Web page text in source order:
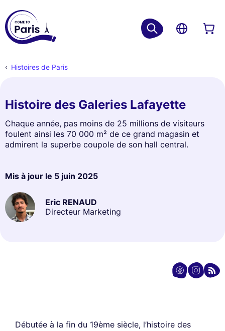
Histoires de Paris
Histoire des Galeries Lafayette
Chaque année, pas moins de 25 millions de visiteurs
foulent ainsi les 70 000 m² de ce grand magasin et
admirent la superbe coupole de son hall central.
Mis à jour le 5 juin 2025
Eric RENAUD
Directeur Marketing
Débutée à la fin du 19ème siècle, l’histoire des